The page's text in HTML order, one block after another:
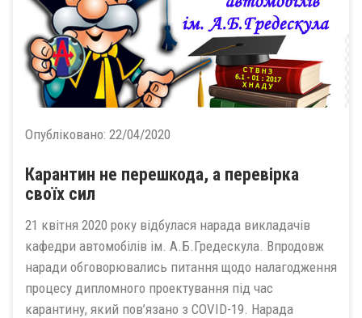
Опубліковано: 22/04/2020
Карантин не перешкода, а перевірка
своїх сил
21 квітня 2020 року відбулася нарада викладачів
кафедри автомобілів ім. А.Б.Гредескула. Впродовж
наради обговорювались питання щодо налагодження
процесу дипломного проектування під час
карантину, який пов’язано з COVID-19. Нарада